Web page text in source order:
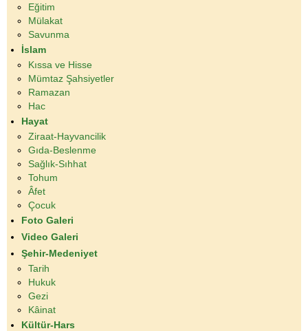
Eğitim
Mülakat
Savunma
İslam
Kıssa ve Hisse
Mümtaz Şahsiyetler
Ramazan
Hac
Hayat
Ziraat-Hayvancilik
Gıda-Beslenme
Sağlık-Sıhhat
Tohum
Âfet
Çocuk
Foto Galeri
Video Galeri
Şehir-Medeniyet
Tarih
Hukuk
Gezi
Kâinat
Kültür-Hars